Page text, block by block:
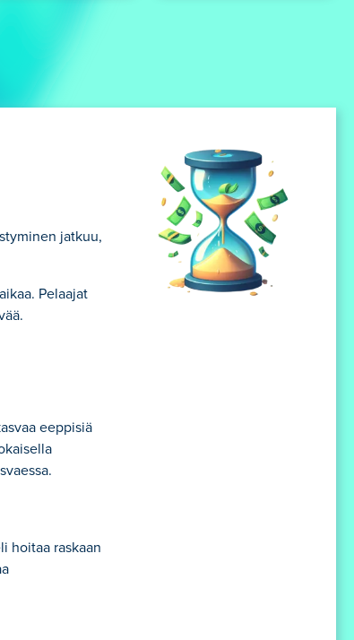
jatkuu,
Pelaajat
eeppisiä
hoitaa raskaan